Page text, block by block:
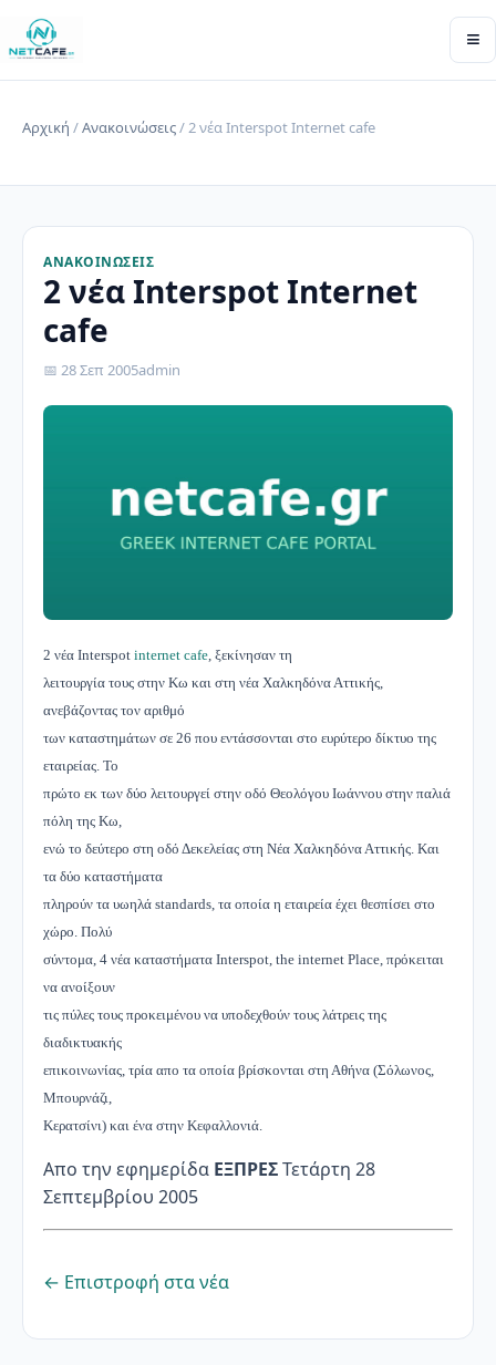
≡
Αρχική /Ανακοινώσεις/ 2 νέα Interspot Internet cafe
ΑΝΑΚΟΙΝΏΣΕΙΣ
2 νέα Interspot Internet
cafe
📅 28 Σεπ 2005admin
2 νέα Interspot internet cafe, ξεκίνησαν τη
λειτουργία τους στην Κω και στη νέα Χαλκηδόνα Αττικής,
ανεβάζοντας τον αριθμό
των καταστημάτων σε 26 που εντάσσονται στο ευρύτερο δίκτυο της
εταιρείας. Το
πρώτο εκ των δύο λειτουργεί στην οδό Θεολόγου Ιωάννου στην παλιά
πόλη της Κω,
ενώ το δεύτερο στη οδό Δεκελείας στη Νέα Χαλκηδόνα Αττικής. Και
τα δύο καταστήματα
πληρούν τα υωηλά standards, τα οποία η εταιρεία έχει θεσπίσει στο
χώρο. Πολύ
σύντομα, 4 νέα καταστήματα Interspot, the internet Place, πρόκειται
να ανοίξουν
τις πύλες τους προκειμένου να υποδεχθούν τους λάτρεις της
διαδικτυακής
επικοινωνίας, τρία απο τα οποία βρίσκονται στη Αθήνα (Σόλωνος,
Μπουρνάζι,
Κερατσίνι) και ένα στην Κεφαλλονιά.
Απο την εφημερίδα ΕΞΠΡΕΣΤετάρτη 28
Σεπτεμβρίου 2005
← Επιστροφή στα νέα